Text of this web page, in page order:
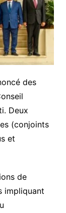
des
Deux
(conjoints
et
de
impliquant